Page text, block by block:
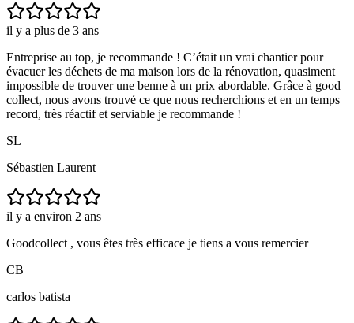
il y a plus de 3 ans
Entreprise au top, je recommande ! C’était un vrai chantier pour
évacuer les déchets de ma maison lors de la rénovation, quasiment
impossible de trouver une benne à un prix abordable. Grâce à good
collect, nous avons trouvé ce que nous recherchions et en un temps
record, très réactif et serviable je recommande !
SL
Sébastien Laurent
il y a environ 2 ans
Goodcollect , vous êtes très efficace je tiens a vous remercier
CB
carlos batista